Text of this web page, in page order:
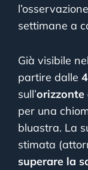
settimane a
Già visibile
partire dalle
sull’
per una
bluastra. La
stimata
superare la